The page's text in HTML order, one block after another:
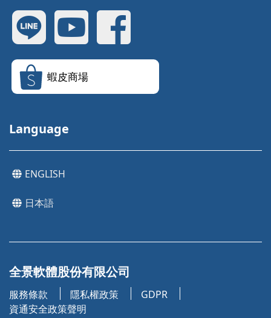
蝦皮商場
Language
ENGLISH
日本語
全景軟體股份有限公司
服務條款 隱私權政策
GDPR
資通安全政策聲明